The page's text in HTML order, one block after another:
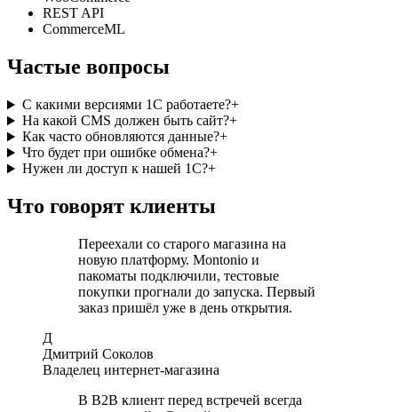
REST API
CommerceML
Частые вопросы
С какими версиями 1С работаете?+
На какой CMS должен быть сайт?+
Как часто обновляются данные?+
Что будет при ошибке обмена?+
Нужен ли доступ к нашей 1С?+
Что говорят клиенты
Переехали со старого магазина на
новую платформу. Montonio и
пакоматы подключили, тестовые
покупки прогнали до запуска. Первый
заказ пришёл уже в день открытия.
Д
Дмитрий Соколов
Владелец интернет-магазина
В B2B клиент перед встречей всегда